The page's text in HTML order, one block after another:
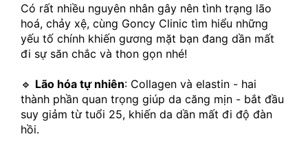
Có rất nhiều nguyên nhân gây nên tình trạng lão
hoá, chảy xệ, cùng Goncy Clinic tìm hiểu những
yếu tố chính khiến gương mặt bạn đang dần mất
đi sự săn chắc và thon gọn nhé!
🔹 Lão hóa tự nhiên: Collagen và elastin - hai
thành phần quan trọng giúp da căng mịn - bắt đầu
suy giảm từ tuổi 25, khiến da dần mất đi độ đàn
hồi.